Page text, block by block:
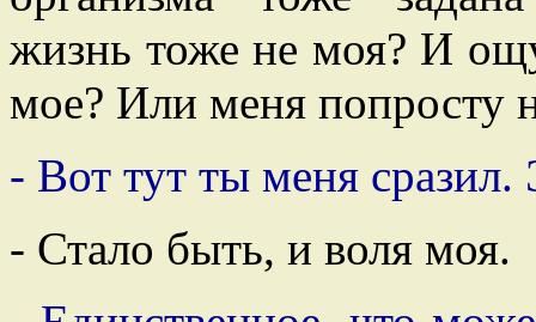
жизнь тоже не моя? И
мое? Или меня попросту
- Вот тут ты меня сразил.
- Стало быть, и воля моя.